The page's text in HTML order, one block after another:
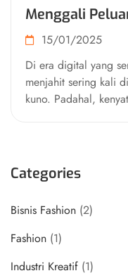
Menggali
Menjahit di Era
15/01/2025
Di era digital yang
menjahit sering kali
kuno. Padahal,
Categories
Bisnis Fashion (2)
Fashion (1)
Industri Kreatif (1)